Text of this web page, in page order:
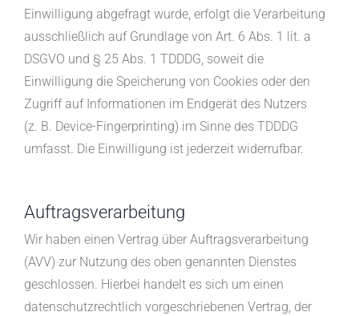
Einwilligung abgefragt wurde, erfolgt die Verarbeitung
ausschließlich auf Grundlage von Art. 6 Abs. 1 lit. a
DSGVO und § 25 Abs. 1 TDDDG, soweit die
Einwilligung die Speicherung von Cookies oder den
Zugriff auf Informationen im Endgerät des Nutzers
(z. B. Device-Fingerprinting) im Sinne des TDDDG
umfasst. Die Einwilligung ist jederzeit widerrufbar.
Auftragsverarbeitung
Wir haben einen Vertrag über Auftragsverarbeitung
(AVV) zur Nutzung des oben genannten Dienstes
geschlossen. Hierbei handelt es sich um einen
datenschutzrechtlich vorgeschriebenen Vertrag, der